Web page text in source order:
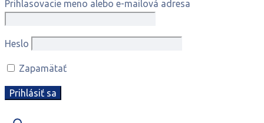
Prihlasovacie meno alebo e-mailová adresa
Heslo
Zapamätať